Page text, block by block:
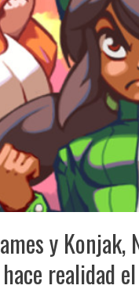
y
realidad